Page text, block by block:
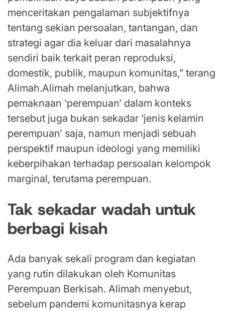
menceritakan pengalaman subjektifnya
tentang sekian persoalan, tantangan, dan
strategi agar dia keluar dari masalahnya
sendiri baik terkait peran reproduksi,
domestik, publik, maupun komunitas,” terang
Alimah.Alimah melanjutkan, bahwa
pemaknaan ‘perempuan’ dalam konteks
tersebut juga bukan sekadar ‘jenis kelamin
perempuan’ saja, namun menjadi sebuah
perspektif maupun ideologi yang memiliki
keberpihakan terhadap persoalan kelompok
marginal, terutama perempuan.
Tak sekadar wadah untuk
berbagi kisah
Ada banyak sekali program dan kegiatan
yang rutin dilakukan oleh Komunitas
Perempuan Berkisah. Alimah menyebut,
sebelum pandemi komunitasnya kerap